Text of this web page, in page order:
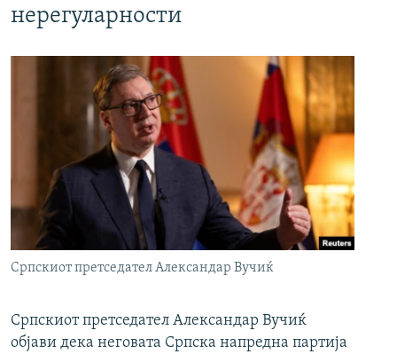
нерегуларности
Српскиот претседател Александар Вучиќ
Српскиот претседател Александар Вучиќ
објави дека неговата Српска напредна партија